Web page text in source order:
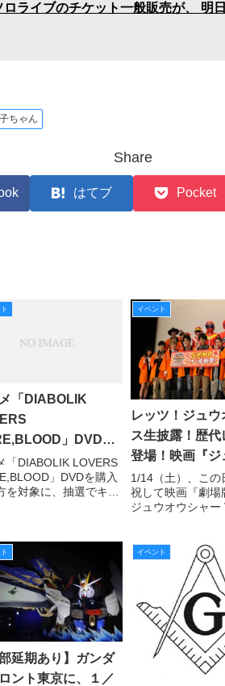
ライブのチケット一般販売が、 明
ちゃん
Share
はてブ Pocket
「DIABOLIK
」DVD購
！ キャスト直筆サ
りプレゼントキャ
ンがアニメイト全
「DIABOLIK LOVERS
」DVDを購入
を対象に、抽選でキャ
イベント
レッツ！ジュウ
ス生披露！歴代
登場！映画『ジ
シャー VS ニン
ー』初日舞台挨
ト！
1/14（土）、この
祝して映画『劇場
ジュウオウシャー
初日舞台挨拶が、
を観られたお客様
し、丸の内TOEI
部延期あり】ガンダ
ント東京に、１／
イベント